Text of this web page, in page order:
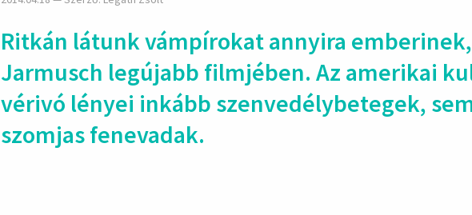
Ritkán látunk vámpírokat annyira
Jarmusch leg­újabb filmjében. Az ame­rikai
vérivó lényei inkább szen­vedély­bete­gek,
szom­jas fene­vadak.